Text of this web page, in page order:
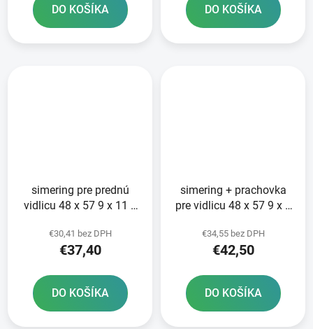
DO KOŠÍKA DO KOŠÍKA
simering pre prednú
vidlicu 48 x 57 9 x 11 5
opravu 2 tlmičov
€30,41 bez DPH
€37,40
DO KOŠÍKA
simering + prachovka
pre vidlicu 48 x 57 9 x 9
zeleno-červená
€34,55 bez DPH
€42,50
DO KOŠÍKA